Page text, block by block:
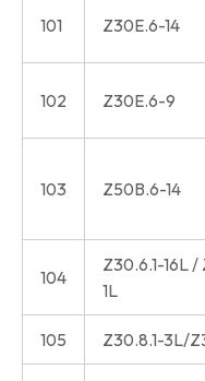
101 Z30E.6-14
102 Z30E.6-9
103 Z50B.6-14
104
Z30.6.1-16L /
1L
105 Z30.8.1-3L/